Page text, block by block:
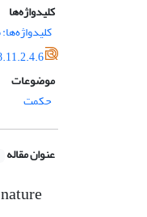
کلیدواژه‌ها
موضوعات
حکمت
عنوان مقاله